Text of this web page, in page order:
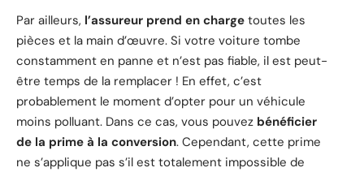
Par ailleurs, l’assureur prend en charge toutes les
pièces et la main d’œuvre. Si votre voiture tombe
constamment en panne et n’est pas fiable, il est peut-
être temps de la remplacer ! En effet, c’est
probablement le moment d’opter pour un véhicule
moins polluant. Dans ce cas, vous pouvez bénéficier
de la prime à la conversion. Cependant, cette prime
ne s’applique pas s’il est totalement impossible de